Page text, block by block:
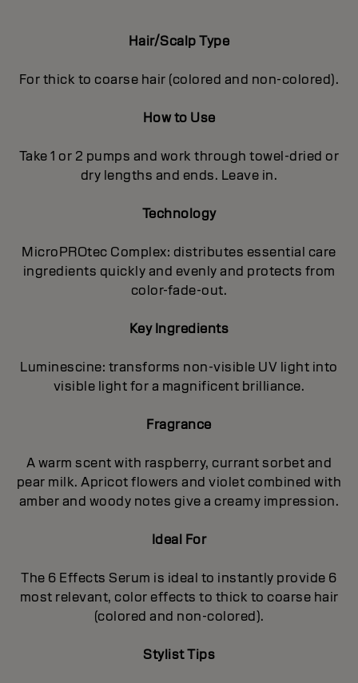
Hair/Scalp Type
For thick to coarse hair (colored and non-colored).
How to Use
Take 1 or 2 pumps and work through towel-dried or
dry lengths and ends. Leave in.
Technology
MicroPROtec Complex: distributes essential care
ingredients quickly and evenly and protects from
color-fade-out.
Key Ingredients
Luminescine: transforms non-visible UV light into
visible light for a magnificent brilIiance.
Fragrance
A warm scent with raspberry, currant sorbet and
pear milk. Apricot flowers and violet combined with
amber and woody notes give a creamy impression.
Ideal For
The 6 Effects Serum is ideal to instantly provide 6
most relevant, color effects to thick to coarse hair
(colored and non-colored).
Stylist Tips